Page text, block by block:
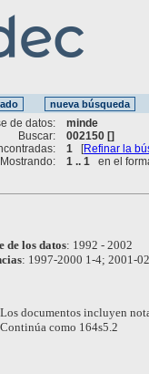
de datos:
minde
Buscar:
002150 []
1 [Refinar la
Mostrando:
1 .. 1 en el
de los datos: 1992 - 2002
: 1997-2000 1-4; 2001-
Los documentos incluyen
Continúa como 164s5.2